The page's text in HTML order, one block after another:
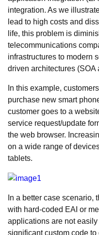
integration. As we
lead to high costs and
life, this problem is
telecommunications
infrastructures to modern
driven architectures (SOA
In this example,
purchase new smart
customer goes to a
service request/update
the web browser.
on a wide range of
tablets.
In a better case scenario,
with hard-coded EAI or
applications are not
significant custom code